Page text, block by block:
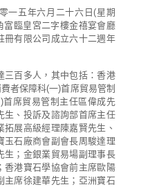
一五年六月二十六日(星期
富臨皇宮二字樓金禧宴會廳
冊有限公司成立六十二週年
三百多人，其中包括：香港
者保障科(一)首席貿易管制
席貿易管制主任區偉成先
生、投訴及諮詢部首席主任
展高級經理陳嘉賢先生、
玉石廠商會副會長周駿達理
生；金銀業貿易場副理事長
香港寶石學協會前主席歐陽
主席徐建華先生；亞洲寶石